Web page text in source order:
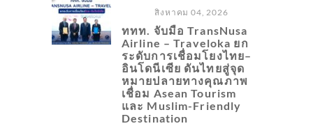
สิงหาคม 04, 2026
ททท. จับมือ TransNusa
Airline – Traveloka ยก
ระดับการเชื่อมโยงไทย–
อินโดนีเซีย ดันไทยสู่จุด
หมายปลายทางคุณภาพ
เชื่อม Asean Tourism
และ Muslim-Friendly
Destination